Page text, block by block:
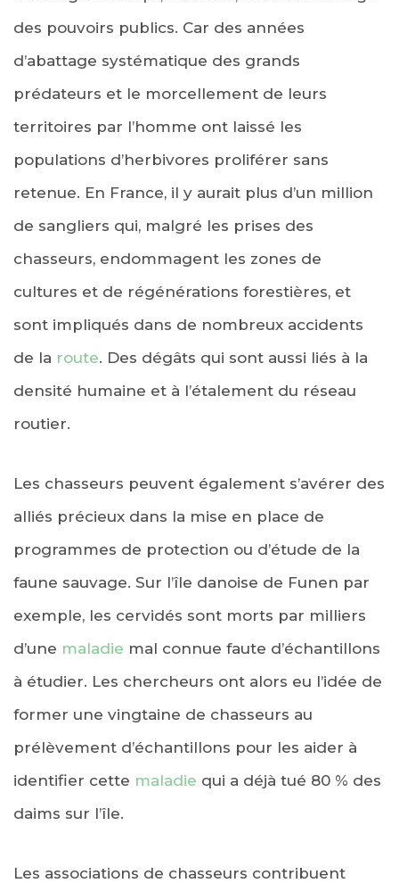
des pouvoirs publics. Car des années
d’abattage systématique des grands
prédateurs et le morcellement de leurs
territoires par l’homme ont laissé les
populations d’herbivores proliférer sans
retenue. En France, il y aurait plus d’un million
de sangliers qui, malgré les prises des
chasseurs, endommagent les zones de
cultures et de régénérations forestières, et
sont impliqués dans de nombreux accidents
de la route. Des dégâts qui sont aussi liés à la
densité humaine et à l’étalement du réseau
routier.
Les chasseurs peuvent également s’avérer des
alliés précieux dans la mise en place de
programmes de protection ou d’étude de la
faune sauvage. Sur l’île danoise de Funen par
exemple, les cervidés sont morts par milliers
d’une maladie mal connue faute d’échantillons
à étudier. Les chercheurs ont alors eu l’idée de
former une vingtaine de chasseurs au
prélèvement d’échantillons pour les aider à
identifier cette maladie qui a déjà tué 80 % des
daims sur l’île.
Les associations de chasseurs contribuent